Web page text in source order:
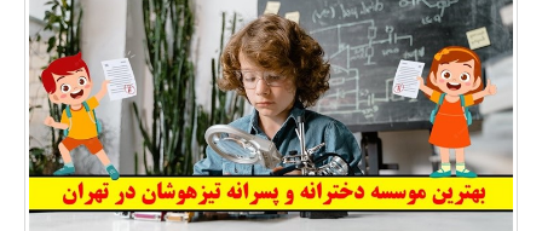
بانک، بیمه و سرمایه
مسکن و ساختمان